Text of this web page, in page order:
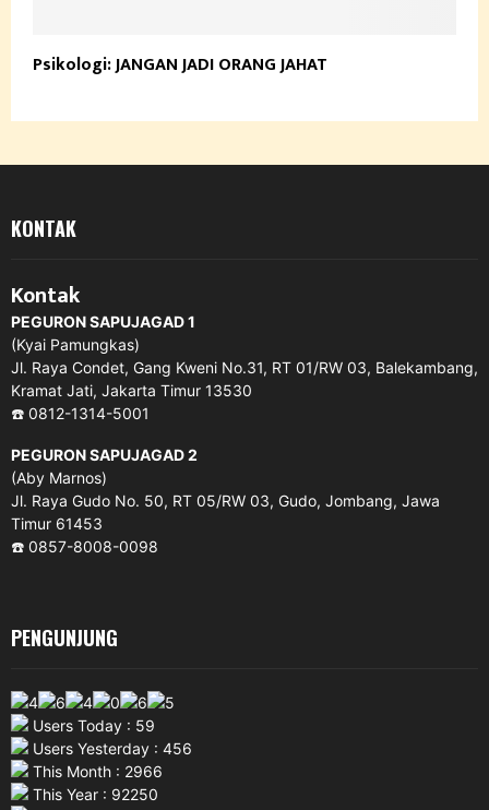
Psikologi: JANGAN JADI ORANG JAHAT
KONTAK
Kontak
PEGURON SAPUJAGAD 1
(Kyai Pamungkas)
Jl. Raya Condet, Gang Kweni No.31, RT 01/RW 03, Balekambang,
Kramat Jati, Jakarta Timur 13530
☎️ 0812-1314-5001
PEGURON SAPUJAGAD 2
(Aby Marnos)
Jl. Raya Gudo No. 50, RT 05/RW 03, Gudo, Jombang, Jawa
Timur 61453
☎️ 0857-8008-0098
PENGUNJUNG
Users Today : 59
Users Yesterday : 456
This Month : 2966
This Year : 92250